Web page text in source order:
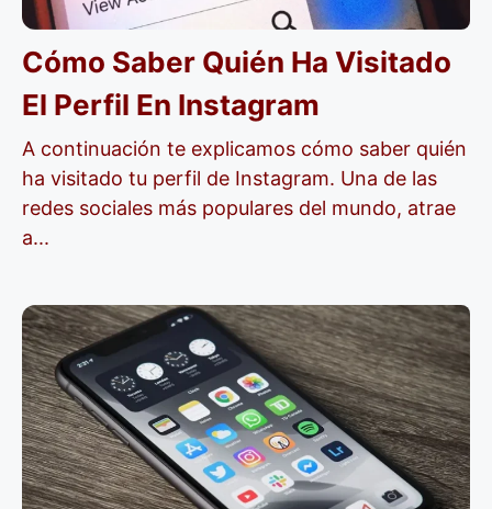
Cómo Saber Quién Ha Visitado
El Perfil En Instagram
A continuación te explicamos cómo saber quién
ha visitado tu perfil de Instagram. Una de las
redes sociales más populares del mundo, atrae
a...